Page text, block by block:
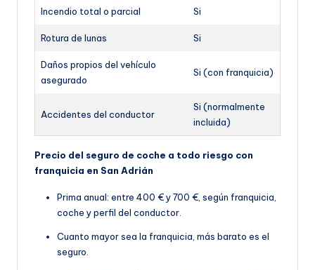
Incendio total o parcial Si
Rotura de lunas Si
Daños propios del vehículo
asegurado
Si (con franquicia)
Accidentes del conductor
Si (normalmente
incluida)
Precio del seguro de coche a todo riesgo con
franquicia en San Adrián
Prima anual: entre 400 € y 700 €, según franquicia,
coche y perfil del conductor.
Cuanto mayor sea la franquicia, más barato es el
seguro.